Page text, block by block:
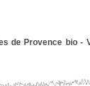
de Provence bio -